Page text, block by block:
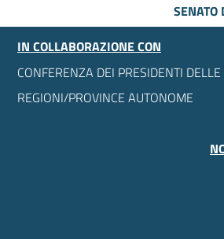
SENATO
IN COLLABORAZIONE CON
CONFERENZA DEI PRESIDENTI
REGIONI/PROVINCE AUTONOME